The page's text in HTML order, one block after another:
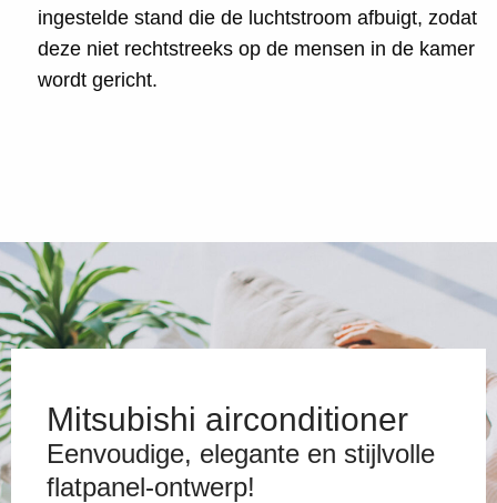
ingestelde stand die de luchtstroom afbuigt, zodat
deze niet rechtstreeks op de mensen in de kamer
wordt gericht.
Mitsubishi airconditioner
Eenvoudige, elegante en stijlvolle
flatpanel-ontwerp!